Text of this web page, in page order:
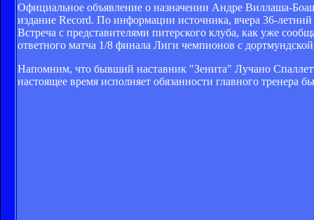
Официальное объявление о назначении Андре Виллаша-
издание Record. По информации источника, вчера 36-
Встреча с представителями питерского клуба, как уже
ответного матча 1/8 финала Лиги чемпионов с
Напомним, что бывший наставник "Зенита" Лучано
настоящее время исполняет обязанности главного